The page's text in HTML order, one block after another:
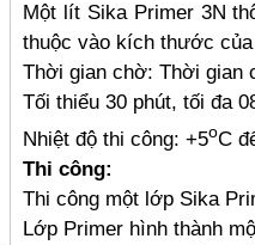
Một lít Sika Primer 3N
thuộc vào kích thước
Thời gian chờ: Thời gian
Tối thiểu 30 phút, tối đa
Nhiệt độ thi công: +5oC
Thi công:
Thi công một lớp Sika
Lớp Primer hình thành